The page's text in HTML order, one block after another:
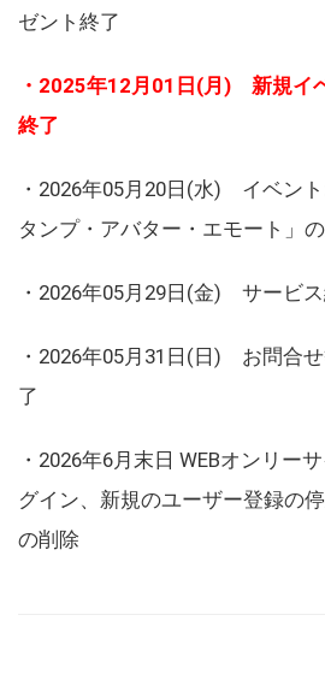
ゼント終了
・2025年12月01日(月) 新規イ
終了
・2026年05月20日(水) イベン
タンプ・アバター・エモート」
・2026年05月29日(金) サービ
・2026年05月31日(日) お問合
了
・2026年6月末日 WEBオンリー
グイン、新規のユーザー登録の
の削除